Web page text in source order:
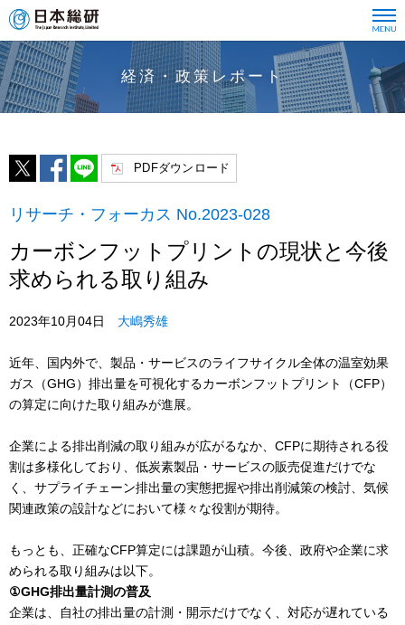
経済・政策レポート
PDFダウンロード
リサーチ・フォーカス No.2023-028
カーボンフットプリントの現状と今後
求められる取り組み
2023年10月04日 大嶋秀雄
近年、国内外で、製品・サービスのライフサイクル全体の温室効果
ガス（GHG）排出量を可視化するカーボンフットプリント（CFP）
の算定に向けた取り組みが進展。
企業による排出削減の取り組みが広がるなか、CFPに期待される役
割は多様化しており、低炭素製品・サービスの販売促進だけでな
く、サプライチェーン排出量の実態把握や排出削減策の検討、気候
関連政策の設計などにおいて様々な役割が期待。
もっとも、正確なCFP算定には課題が山積。今後、政府や企業に求
められる取り組みは以下。
①GHG排出量計測の普及
企業は、自社の排出量の計測・開示だけでなく、対応が遅れている